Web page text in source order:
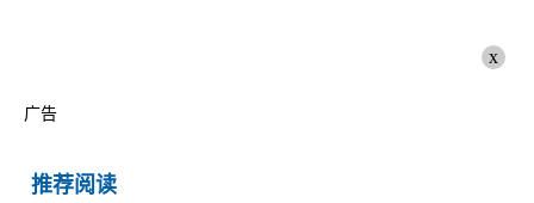
x
广告
推荐阅读